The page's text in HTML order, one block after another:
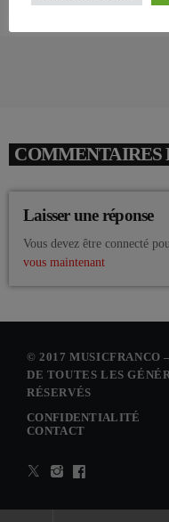
COMMENTAIRES
Laisser une réponse
Vous devez être connecté
vous maintenant
© 2017 MUSICFRANCO
DE TOUTES LES
RÉSERVÉS
CONFIDENTIALITÉ
CONTACT